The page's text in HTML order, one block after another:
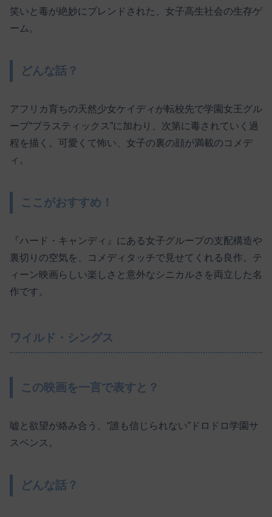
笑いと毒が絶妙にブレンドされた、女子高生社会の生存ゲ
ーム。
どんな話？
アフリカ育ちの天然少女ケイディが転校先で学園女王グル
ープ“プラスティックス”に加わり、次第に毒されていく過
程を描く。可愛くて怖い、女子の裏の顔が満載のコメデ
ィ。
ここがおすすめ！
『ハード・キャンディ』にある女子グループの支配構造や
裏切りの空気を、コメディタッチで見せてくれる良作。テ
ィーン映画らしい楽しさと意外なシニカルさを両立した名
作です。
ワイルド・シングス
この映画を一言で表すと？
嘘と欲望が絡み合う、“誰も信じられない”ドロドロ学園サ
スペンス。
どんな話？